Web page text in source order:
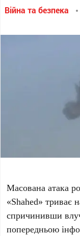
Війна та безпека
Масована атака
«Shahed» триває
спричинивши
попередньою